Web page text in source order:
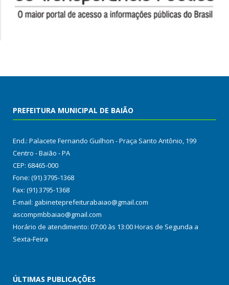
PREFEITURA MUNICIPAL DE BAIÃO
End.: Palacete Fernando Guilhon - Praça Santo Antônio, 199
Centro - Baião - PA
CEP: 68465-000
Fone: (91) 3795-1368
Fax: (91) 3795-1368
E-mail: gabineteprefeiturabaiao@gmail.com
ascompmbbaiao@gmail.com
Horário de atendimento: 07:00 às 13:00 Horas de Segunda a
Sexta-Feira
ÚLTIMAS PUBLICAÇÕES